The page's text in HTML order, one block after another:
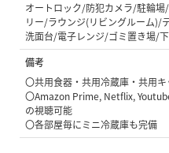
オートロック/防犯カメラ/駐輪
リー/ラウンジ(リビングルーム
洗面台/電子レンジ/ゴミ置き場/
備考
〇共用食器・共用冷蔵庫・共用
〇Amazon Prime, Netflix,
の視聴可能
〇各部屋毎にミニ冷蔵庫も完備